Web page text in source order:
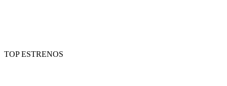
TOP ESTRENOS